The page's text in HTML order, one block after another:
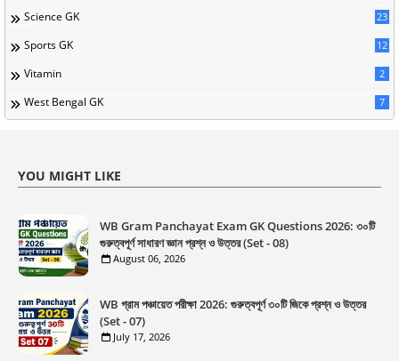
Science GK 23
Sports GK 12
Vitamin 2
West Bengal GK 7
YOU MIGHT LIKE
WB Gram Panchayat Exam GK Questions 2026: ৩০টি
গুরুত্বপূর্ণ সাধারণ জ্ঞান প্রশ্ন ও উত্তর (Set - 08)
August 06, 2026
WB গ্রাম পঞ্চায়েত পরীক্ষা 2026: গুরুত্বপূর্ণ ৩০টি জিকে প্রশ্ন ও উত্তর
(Set - 07)
July 17, 2026